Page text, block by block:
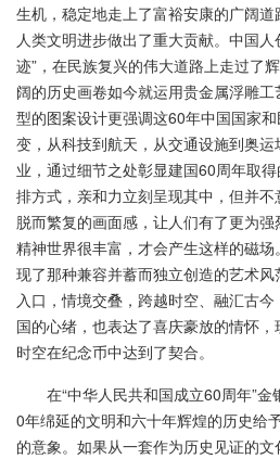
生机，稳定地走上了富裕安康的广阔
人类文明进步做出了重大贡献。中国
迹”，在民族复兴的伟大道路上走过了
阔的历史画卷如今就运用贵金属浮雕
型的图案设计更强调这60年中国国家
变，从科技到航天，从交通设施到奥
业，通过细节之处彰显建国60周年取
排方式，亲和力立刻呈现其中，但并
脱而繁复的画面感，让人们有了更为
精神世界很丰富，才会产生这样的磁
现了那种兼容并蓄而独立创造的艺术
入口，情境交叠，跨越时空、融汇古
国的心绪，也表达了喜庆豪放的情怀
时空在纪念币中达到了契合。
在“中华人民共和国成立60周年”
0年绵延的文明和六十年辉煌的历史给
的意象。如果从一套作为历史见证的